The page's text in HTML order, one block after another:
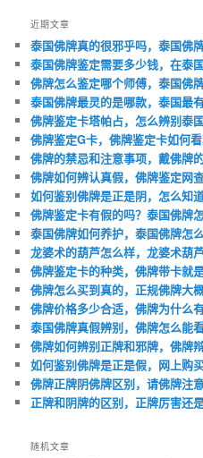
近期文章
泰国佛牌真的很邪乎吗，泰国佛
泰国佛牌鉴定需要多少钱，在泰
佛牌怎么鉴定哪个师傅，泰国佛
泰国佛牌最灵的是哪款，泰国最
佛牌鉴定卡塔帕占，怎么辨别泰
佛牌鉴定G卡，佛牌鉴定卡如何
佛牌的禁忌和注意事项，戴佛牌
佛牌如何辨认真假，佛牌鉴定网
如何鉴别佛牌是正是阴，怎么知
佛牌鉴定卡有假的吗？泰国佛牌
泰国佛牌如何养护，泰国佛牌怎
龙婆术的葫芦怎么样，龙婆术葫
佛牌鉴定卡的种类，佛牌带卡就
佛牌怎么买到真的，正规佛牌大
佛牌价格多少合适，佛牌为什么
泰国佛牌真假辨别，佛牌怎么能
佛牌如何辨别正牌和邪牌，佛牌
如何鉴别佛牌是正是假，网上购
佛牌正牌阴佛牌区别，请佛牌注
正牌和阴牌的区别，正牌厉害还
随机文章